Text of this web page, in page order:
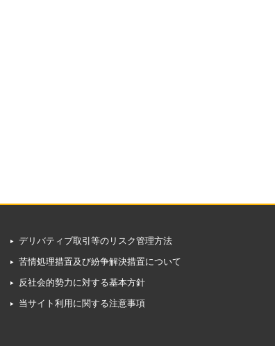
デリバティブ取引等のリスク管理方法
苦情処理措置及び紛争解決措置について
反社会的勢力に対する基本方針
当サイト利用に関する注意事項